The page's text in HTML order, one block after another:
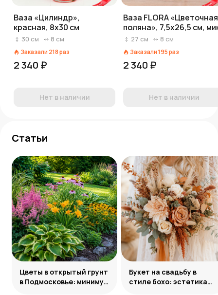
Ваза «Цилиндр»,
красная, 8х30 см
30 см 8 см
Заказали 218раз
2 340 ₽
Нет в наличии
Ваза FLORA «Цветочная
поляна», 7,5х26,5 см,
27 см 8 см
Заказали195раз
2 340 ₽
Нет в наличии
Статьи
Цветы в открытый грунт
в Подмосковье: минимум
Букет на свадьбу в
стиле бохо: эстетика